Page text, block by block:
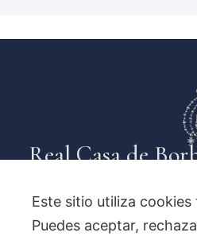
Real Casa de
Este sitio utiliza
Puedes aceptar,